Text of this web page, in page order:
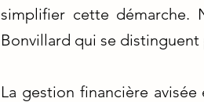
simplifier cette démarche.
Bonvillard qui se
La gestion financière